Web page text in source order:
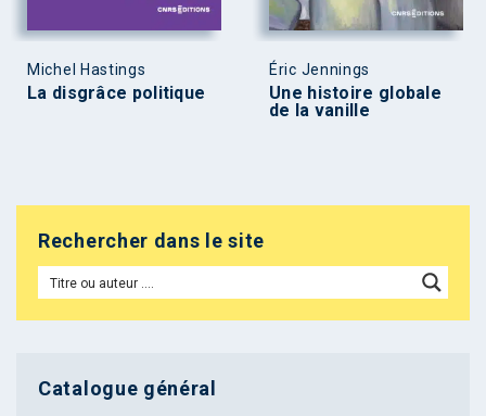
Michel Hastings
La disgrâce politique
Éric Jennings
Une histoire globale
de la vanille
Rechercher dans le site
Catalogue général